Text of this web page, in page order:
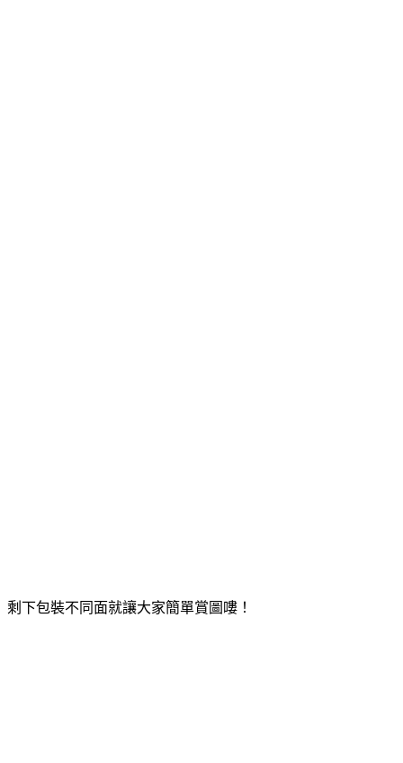
剩下包裝不同面就讓大家簡單賞圖嘍！